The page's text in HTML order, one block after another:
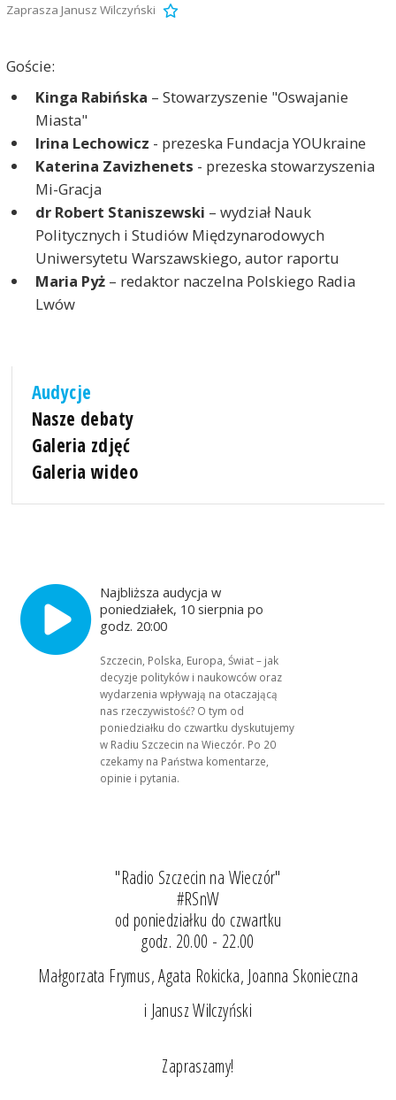
Zaprasza Janusz Wilczyński
Goście:
Kinga Rabińska – Stowarzyszenie "Oswajanie
Miasta"
Irina Lechowicz - prezeska Fundacja YOUkraine
Katerina Zavizhenets - prezeska stowarzyszenia
Mi-Gracja
dr Robert Staniszewski – wydział Nauk
Politycznych i Studiów Międzynarodowych
Uniwersytetu Warszawskiego, autor raportu
Maria Pyż– redaktor naczelna Polskiego Radia
Lwów
Audycje
Nasze debaty
Galeria zdjęć
Galeria wideo
Najbliższa audycja w
poniedziałek, 10 sierpnia po
godz. 20:00
Szczecin, Polska, Europa, Świat – jak
decyzje polityków i naukowców oraz
wydarzenia wpływają na otaczającą
nas rzeczywistość? O tym od
poniedziałku do czwartku dyskutujemy
w Radiu Szczecin na Wieczór. Po 20
czekamy na Państwa komentarze,
opinie i pytania.
"Radio Szczecin na Wieczór"
#RSnW
od poniedziałku do czwartku
godz. 20.00 - 22.00
Małgorzata Frymus, Agata Rokicka, Joanna Skonieczna
i Janusz Wilczyński
Zapraszamy!